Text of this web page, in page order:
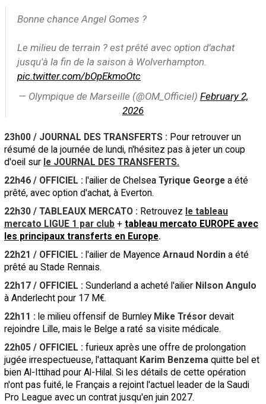
Bonne chance Angel Gomes ?
Le milieu de terrain ? est prêté avec option d’achat
jusqu'à la fin de la saison à Wolverhampton.
pic.twitter.com/bOpEkmoOtc
— Olympique de Marseille (@OM_Officiel) February 2,
2026
23h00 / JOURNAL DES TRANSFERTS : Pour retrouver un
résumé de la journée de lundi, n'hésitez pas à jeter un coup
d'oeil sur le JOURNAL DES TRANSFERTS.
22h46 / OFFICIEL : l'ailier de Chelsea Tyrique George a été
prêté, avec option d'achat, à Everton.
22h30 / TABLEAUX MERCATO : Retrouvez le tableau
mercato LIGUE 1 par club + tableau mercato EUROPE avec
les principaux transferts en Europe.
22h21 / OFFICIEL : l'ailier de Mayence Arnaud Nordin a été
prêté au Stade Rennais.
22h17 / OFFICIEL : Sunderland a acheté l'ailier Nilson Angulo
à Anderlecht pour 17 M€.
22h11 : le milieu offensif de Burnley Mike Trésor devait
rejoindre Lille, mais le Belge a raté sa visite médicale.
22h05 / OFFICIEL : furieux après une offre de prolongation
jugée irrespectueuse, l'attaquant Karim Benzema quitte bel et
bien Al-Ittihad pour Al-Hilal. Si les détails de cette opération
n'ont pas fuité, le Français a rejoint l'actuel leader de la Saudi
Pro League avec un contrat jusqu'en juin 2027.